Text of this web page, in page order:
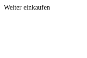
Weiter einkaufen